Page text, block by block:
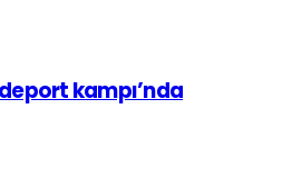
kampı’nda